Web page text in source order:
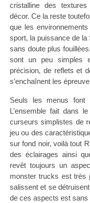
cristalline des
décor. Ce la reste
que les
sport, la puissance de
sans doute plus
sont un peu simples
précision, de reflets et
s’enchaînent les
Seuls les menus font
L’ensemble fait dans
curseurs simplistes de
jeu ou des
sur fond noir, voilà tout
des éclairages ainsi
revêt toujours un
monster trucks est très
salissent et se
de ces aspects est sans